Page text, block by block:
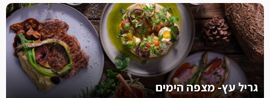
גריל עץ- מצפה הימים